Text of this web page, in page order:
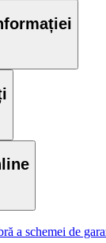
a schemei de